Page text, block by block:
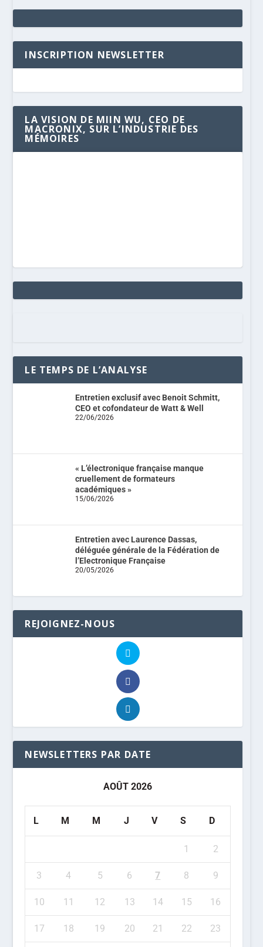
INSCRIPTION NEWSLETTER
LA VISION DE MIIN WU, CEO DE
MACRONIX, SUR L’INDUSTRIE DES
MÉMOIRES
LE TEMPS DE L’ANALYSE
Entretien exclusif avec Benoit Schmitt,
CEO et cofondateur de Watt & Well
22/06/2026
« L’électronique française manque
cruellement de formateurs
académiques »
15/06/2026
Entretien avec Laurence Dassas,
déléguée générale de la Fédération de
l’Electronique Française
20/05/2026
REJOIGNEZ-NOUS
NEWSLETTERS PAR DATE
AOÛT 2026
L M M J V S D
1 2
3 4 5 6 7 8 9
10 11 12 13 14 15 16
17 18 19 20 21 22 23